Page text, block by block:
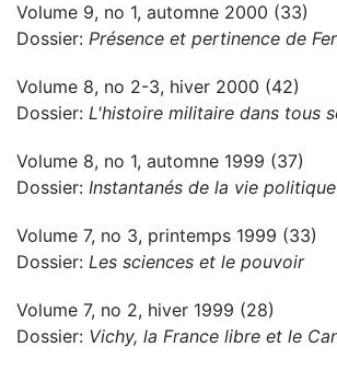
Volume 9, no 1, automne 2000 (33)
Dossier: Présence et pertinence de
Volume 8, no 2-3, hiver 2000 (42)
Dossier: L'histoire militaire dans tous
Volume 8, no 1, automne 1999 (37)
Dossier: Instantanés de la vie
Volume 7, no 3, printemps 1999 (33)
Dossier: Les sciences et le pouvoir
Volume 7, no 2, hiver 1999 (28)
Dossier: Vichy, la France libre et le